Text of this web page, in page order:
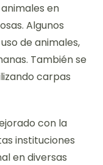
en
Algunos
de animales,
También se
carpas
con la
instituciones
en diversas